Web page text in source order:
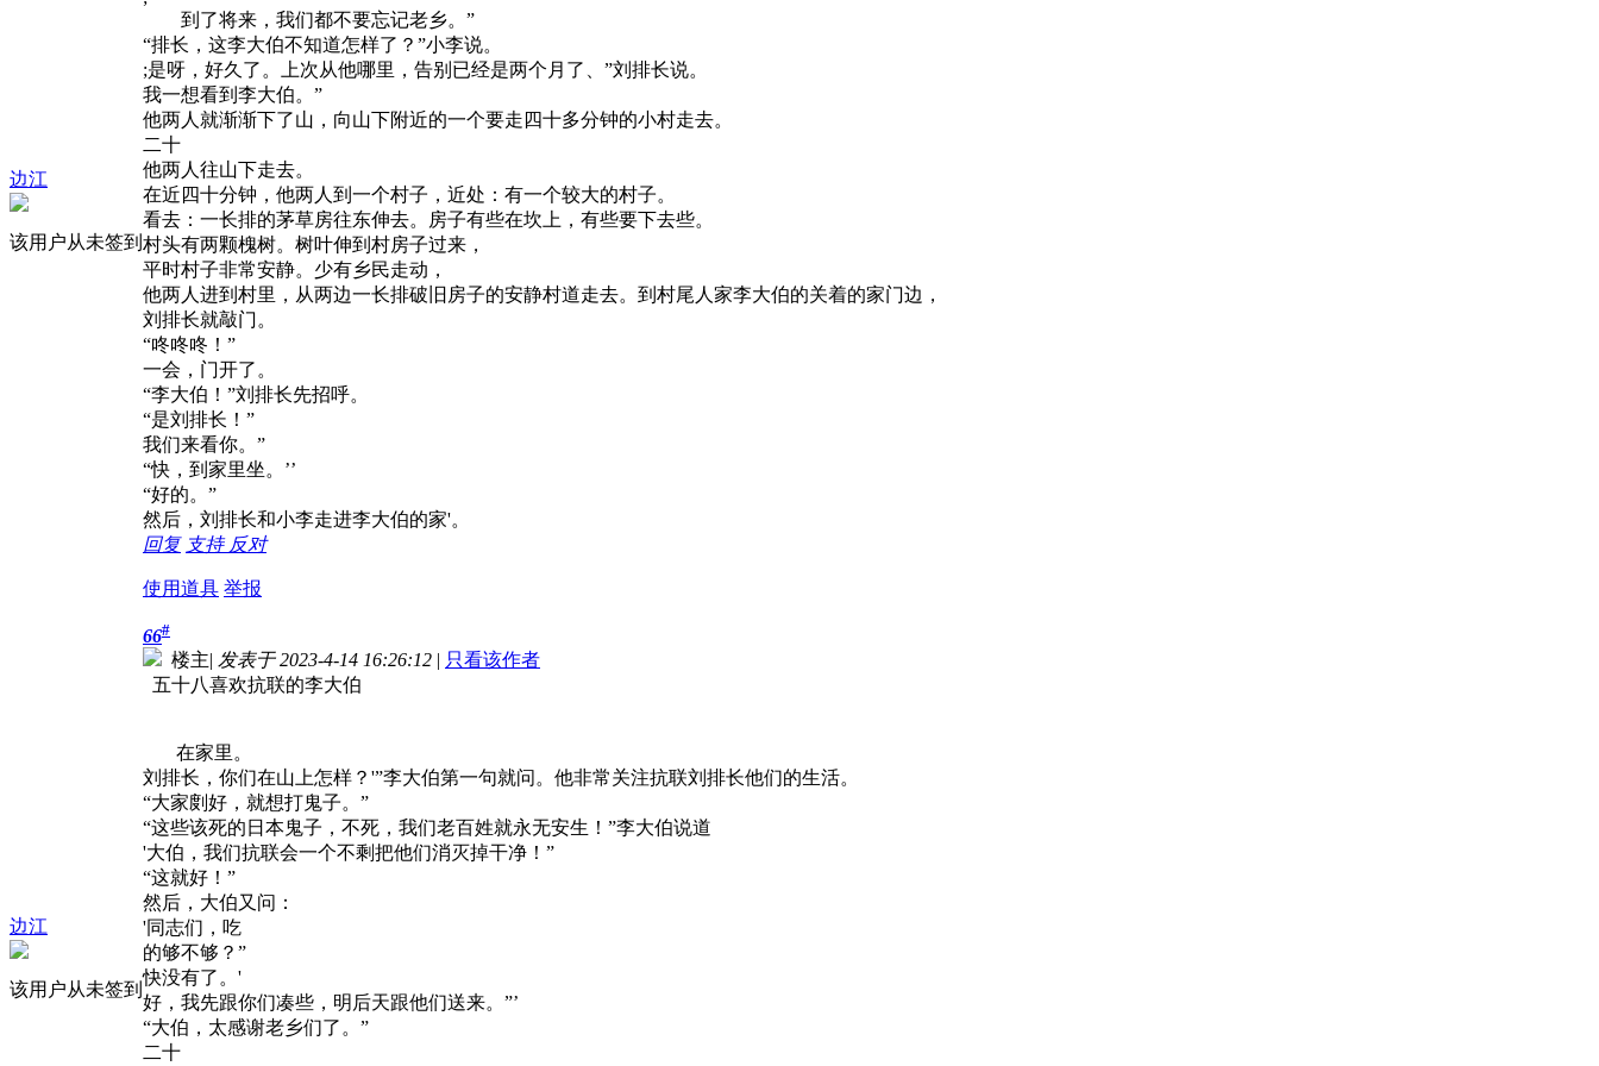
边江
该用户从未签到
到了将来，我们都不要忘记老乡。”
“排长，这李大伯不知道怎样了？”小李说。
;是呀，好久了。上次从他哪里，告别已经是两个月了、”刘排长说。
我一想看到李大伯。”
他两人就渐渐下了山，向山下附近的一个要走四十多分钟的小村走去。
二十
他两人往山下走去。
在近四十分钟，他两人到一个村子，近处：有一个较大的村子。
看去：一长排的茅草房往东伸去。房子有些在坎上，有些要下去些。
村头有两颗槐树。树叶伸到村房子过来，
平时村子非常安静。少有乡民走动，
他两人进到村里，从两边一长排破旧房子的安静村道走去。到村尾人家李大伯的关着的家门边，
刘排长就敲门。
“咚咚咚！”
一会，门开了。
“李大伯！”刘排长先招呼。
“是刘排长！”
我们来看你。”
“快，到家里坐。’’
“好的。”
然后，刘排长和小李走进李大伯的家'。
回复 支持 反对
使用道具 举报
边江
该用户从未签到
66#
楼主| 发表于 2023-4-14 16:26:12 | 只看该作者
五十八喜欢抗联的李大伯
在家里。
刘排长，你们在山上怎样？'”李大伯第一句就问。他非常关注抗联刘排长他们的生活。
“大家剫好，就想打鬼子。”
“这些该死的日本鬼子，不死，我们老百姓就永无安生！”李大伯说道
'大伯，我们抗联会一个不剩把他们消灭掉干净！”
“这就好！”
然后，大伯又问：
'同志们，吃
的够不够？”
快没有了。'
好，我先跟你们凑些，明后天跟他们送来。”’
“大伯，太感谢老乡们了。”
二十